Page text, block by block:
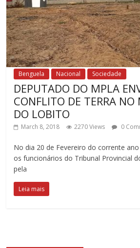
Benguela Nacional Sociedade
DEPUTADO DO MPLA
CONFLITO DE TERRA
DO LOBITO
March 8, 2018 2270 Views 0
No dia 20 de Fevereiro do corrente
os funcionários do Tribunal Provincial
pela
Leia mais